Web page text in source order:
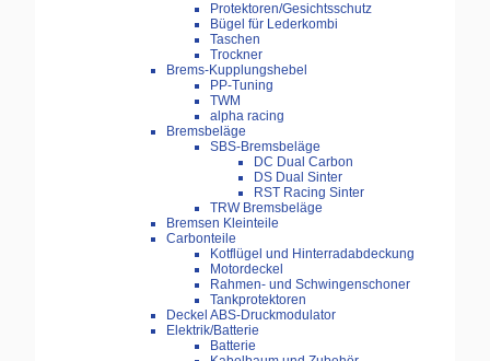
Protektoren/Gesichtsschutz
Bügel für Lederkombi
Taschen
Trockner
Brems-Kupplungshebel
PP-Tuning
TWM
alpha racing
Bremsbeläge
SBS-Bremsbeläge
DC Dual Carbon
DS Dual Sinter
RST Racing Sinter
TRW Bremsbeläge
Bremsen Kleinteile
Carbonteile
Kotflügel und Hinterradabdeckung
Motordeckel
Rahmen- und Schwingenschoner
Tankprotektoren
Deckel ABS-Druckmodulator
Elektrik/Batterie
Batterie